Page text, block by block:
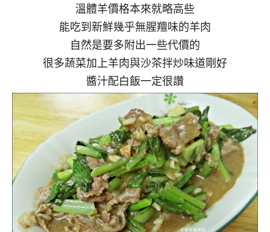
溫體羊價格本來就略高些
能吃到新鮮幾乎無腥羶味的羊肉
自然是要多附出一些代價的
很多蔬菜加上羊肉與沙茶拌炒味道剛好
醬汁配白飯一定很讚